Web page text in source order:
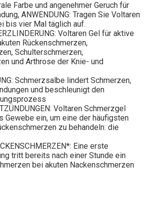
Farbe und angenehmer Geruch für
ANWENDUNG: Tragen Sie Voltaren
bis vier Mal täglich auf.
Voltaren Gel für aktive
Rückenschmerzen,
Schulterschmerzen,
und Arthrose der Knie- und
Schmerzsalbe lindert Schmerzen,
und beschleunigt den
Voltaren Schmerzgel
Gewebe ein, um eine der häufigsten
zu behandeln: die
Eine erste
tritt bereits nach einer Stunde ein
bei akuten Nackenschmerzen